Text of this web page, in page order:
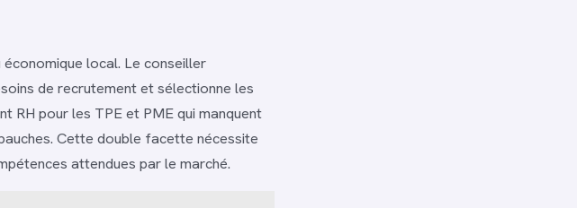
local. Le conseiller
de recrutement et sélectionne les
RH pour les TPE et PME qui manquent
Cette double facette nécessite
attendues par le marché.